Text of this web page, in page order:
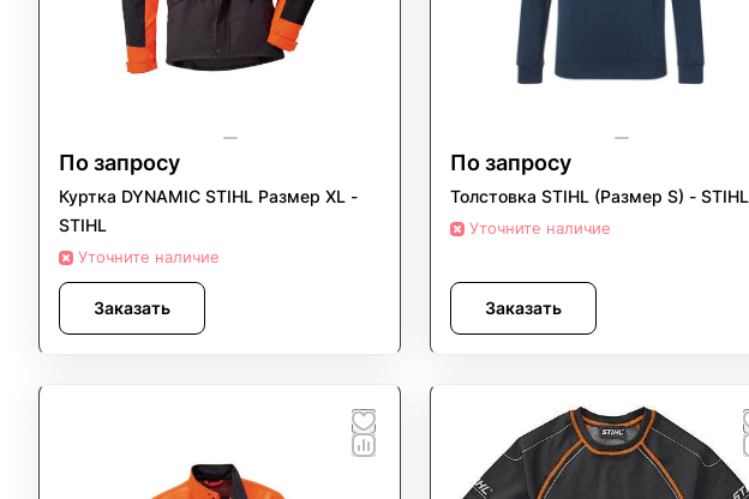
По запросу
Куртка DYNAMIC STIHL Размер XL -
STIHL
Уточните наличие
Заказать
По запросу
Толстовка STIHL (Размер S) - STIHL
Уточните наличие
Заказать